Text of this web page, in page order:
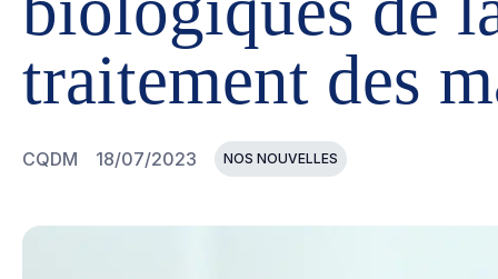
traitement des
CQDM 18/07/2023 NOS NOUVELLES